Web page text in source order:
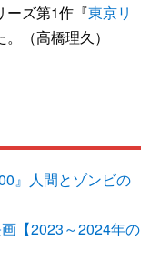
ーズ第1作『東京リ
（高橋理久）
』人間とゾンビの
【2023～2024年の